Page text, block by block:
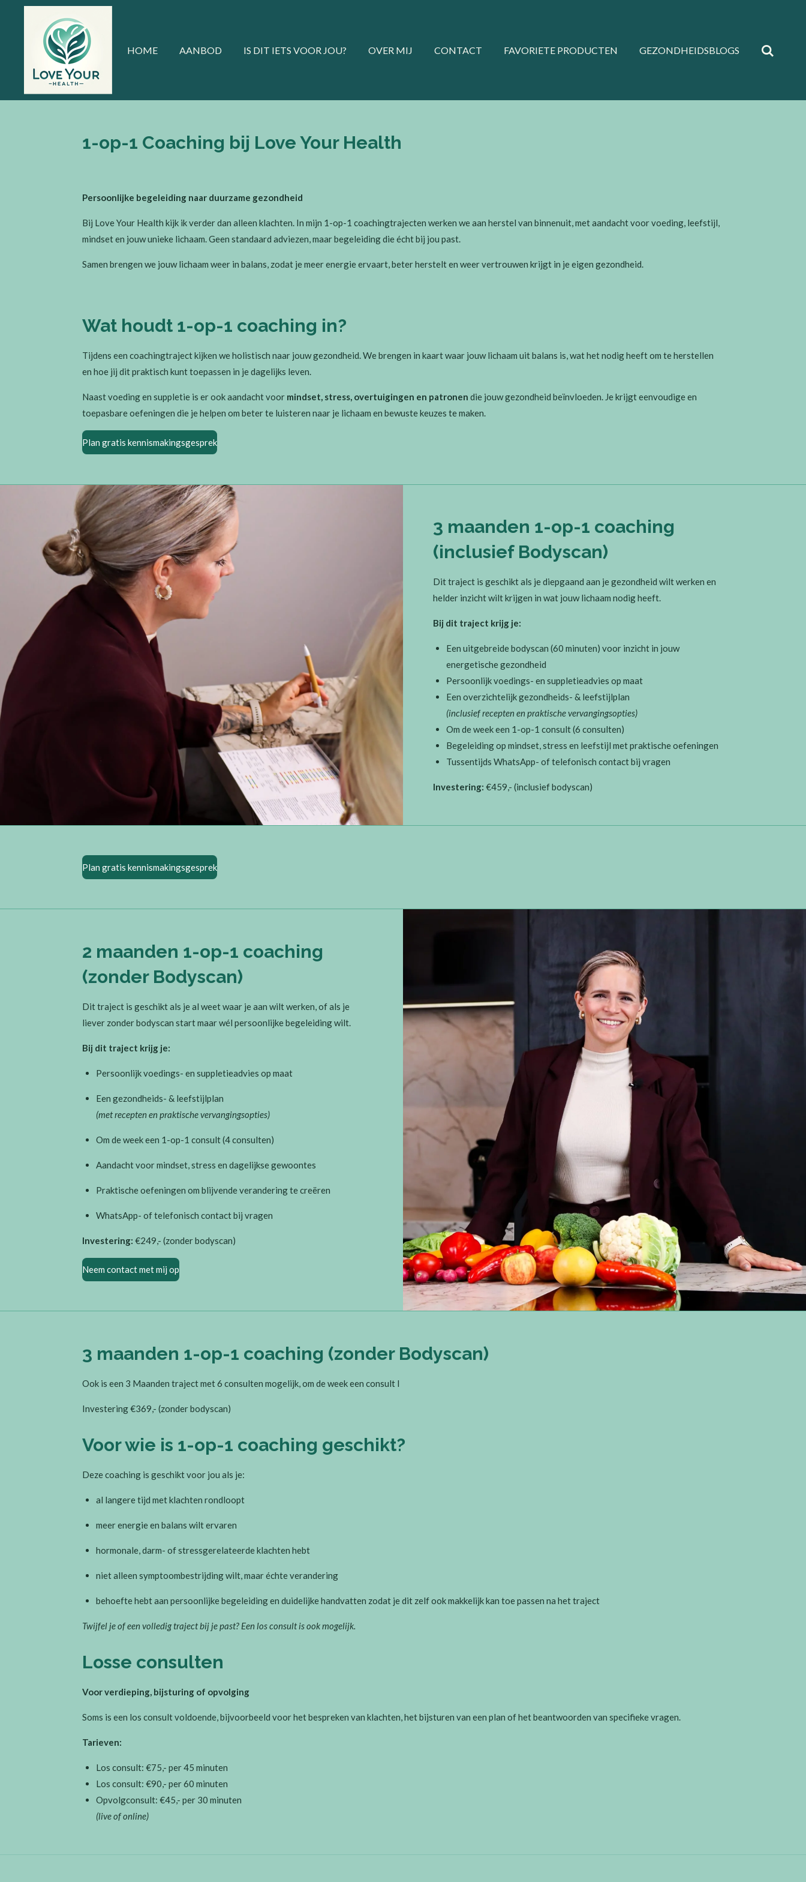
hoofdinhoud
HOME AANBOD IS DIT IETS VOOR JOU? OVER MIJ CONTACT FAVORIETE PRODUCTEN GEZONDHEIDSBLOGS
1-op-1 Coaching bij Love Your Health
Persoonlijke begeleiding naar duurzame gezondheid
Bij Love Your Health kijk ik verder dan alleen klachten. In mijn 1-op-1 coachingtrajecten werken we aan herstel van binnenuit, met aandacht voor voeding, leefstijl,
mindset en jouw unieke lichaam. Geen standaard adviezen, maar begeleiding die écht bij jou past.
Samen brengen we jouw lichaam weer in balans, zodat je meer energie ervaart, beter herstelt en weer vertrouwen krijgt in je eigen gezondheid.
Wat houdt 1-op-1 coaching in?
Tijdens een coachingtraject kijken we holistisch naar jouw gezondheid. We brengen in kaart waar jouw lichaam uit balans is, wat het nodig heeft om te herstellen
en hoe jij dit praktisch kunt toepassen in je dagelijks leven.
Naast voeding en suppletie is er ook aandacht voor mindset, stress, overtuigingen en patronen die jouw gezondheid beïnvloeden. Je krijgt eenvoudige en
toepasbare oefeningen die je helpen om beter te luisteren naar je lichaam en bewuste keuzes te maken.
Plan gratis kennismakingsgesprek
3 maanden 1-op-1 coaching
(inclusief Bodyscan)
Dit traject is geschikt als je diepgaand aan je gezondheid wilt werken en
helder inzicht wilt krijgen in wat jouw lichaam nodig heeft.
Bij dit traject krijg je:
Een uitgebreide bodyscan (60 minuten) voor inzicht in jouw
energetische gezondheid
Persoonlijk voedings- en suppletieadvies op maat
Een overzichtelijk gezondheids- & leefstijlplan
(inclusief recepten en praktische vervangingsopties)
Om de week een 1-op-1 consult (6 consulten)
Begeleiding op mindset, stress en leefstijl met praktische oefeningen
Tussentijds WhatsApp- of telefonisch contact bij vragen
Investering: €459,- (inclusief bodyscan)
Plan gratis kennismakingsgesprek
2 maanden 1-op-1 coaching
(zonder Bodyscan)
Dit traject is geschikt als je al weet waar je aan wilt werken, of als je
liever zonder bodyscan start maar wél persoonlijke begeleiding wilt.
Bij dit traject krijg je:
Persoonlijk voedings- en suppletieadvies op maat
Een gezondheids- & leefstijlplan
(met recepten en praktische vervangingsopties)
Om de week een 1-op-1 consult (4 consulten)
Aandacht voor mindset, stress en dagelijkse gewoontes
Praktische oefeningen om blijvende verandering te creëren
WhatsApp- of telefonisch contact bij vragen
Investering: €249,- (zonder bodyscan)
Neem contact met mij op
3 maanden 1-op-1 coaching (zonder Bodyscan)
Ook is een 3 Maanden traject met 6 consulten mogelijk, om de week een consult I
Investering €369,- (zonder bodyscan)
Voor wie is 1-op-1 coaching geschikt?
Deze coaching is geschikt voor jou als je:
al langere tijd met klachten rondloopt
meer energie en balans wilt ervaren
hormonale, darm- of stressgerelateerde klachten hebt
niet alleen symptoombestrijding wilt, maar échte verandering
behoefte hebt aan persoonlijke begeleiding en duidelijke handvatten zodat je dit zelf ook makkelijk kan toe passen na het traject
Twijfel je of een volledig traject bij je past? Een los consult is ook mogelijk.
Losse consulten
Voor verdieping, bijsturing of opvolging
Soms is een los consult voldoende, bijvoorbeeld voor het bespreken van klachten, het bijsturen van een plan of het beantwoorden van specifieke vragen.
Tarieven:
Los consult: €75,- per 45 minuten
Los consult: €90,- per 60 minuten
Opvolgconsult: €45,- per 30 minuten
(live of online)